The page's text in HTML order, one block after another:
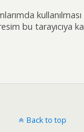
bu tarayıcıya
Back to top